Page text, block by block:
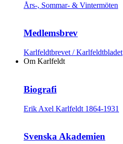
Års-, Sommar- & Vintermöten
Medlemsbrev
Karlfeldtbrevet / Karlfeldtbladet
Om Karlfeldt
Biografi
Erik Axel Karlfeldt 1864-1931
Svenska Akademien